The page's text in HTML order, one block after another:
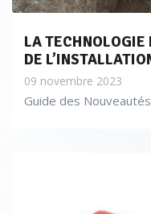
LA
DE
09 novembre 2023
Guide des